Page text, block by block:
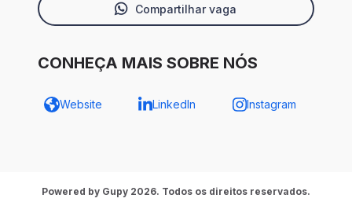
Compartilhar vaga
CONHEÇA MAIS SOBRE NÓS
Website LinkedIn Instagram
Powered by Gupy 2026. Todos os direitos reservados.